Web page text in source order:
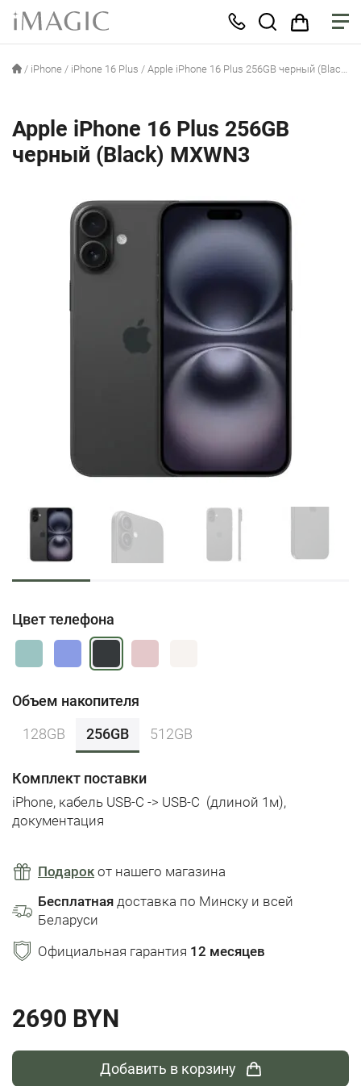
/ iPhone / iPhone 16 Plus / Apple iPhone 16 Plus 256GB черный (Black) MXWN3
Apple iPhone 16 Plus 256GB
черный (Black) MXWN3
Цвет телефона
Объем накопителя
128GB
256GB 512GB
Комплект поставки
iPhone, кабель USB-C -> USB-C (длиной 1м),
документация
Подарок от нашего магазина
Бесплатная доставка по Минску и всей
Беларуси
Официальная гарантия 12 месяцев
2690 BYN
Добавить в корзину